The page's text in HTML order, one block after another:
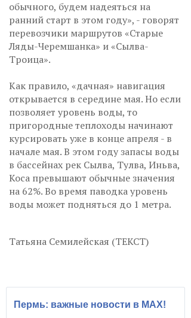
обычного, будем надеяться на
ранний старт в этом году», - говорят
перевозчики маршрутов «Старые
Ляды-Черемшанка» и «Сылва-
Троица».
Как правило, «дачная» навигация
открывается в середине мая. Но если
позволяет уровень воды, то
пригородные теплоходы начинают
курсировать уже в конце апреля - в
начале мая. В этом году запасы воды
в бассейнах рек Сылва, Тулва, Иньва,
Коса превышают обычные значения
на 62%. Во время паводка уровень
воды может подняться до 1 метра.
Татьяна Семилейская (ТЕКСТ)
Пермь: важные новости в MAX!